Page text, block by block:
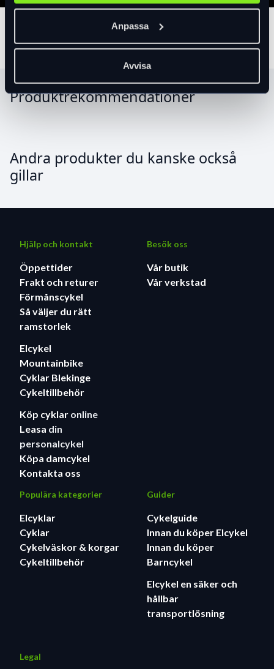
Anpassa
Avvisa
Produktrekommendationer
Andra produkter du kanske också
gillar
Hjälp och kontakt
Öppettider
Frakt och returer
Förmånscykel
Så väljer du rätt
ramstorlek
Elcykel
Mountainbike
Cyklar Blekinge
Cykeltillbehör
Köp cyklar online
Leasa din
personalcykel
Köpa damcykel
Kontakta oss
Besök oss
Vår butik
Vår verkstad
Populära kategorier
Elcyklar
Cyklar
Cykelväskor & korgar
Cykeltillbehör
Guider
Cykelguide
Innan du köper Elcykel
Innan du köper
Barncykel
Elcykel en säker och
hållbar
transportlösning
Legal